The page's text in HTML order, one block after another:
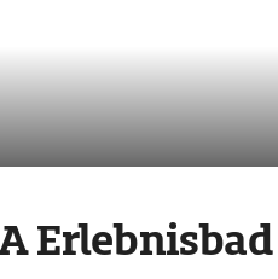
Erlebnisbad